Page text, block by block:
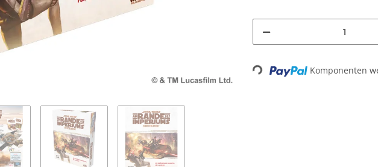
Loading... Komponenten